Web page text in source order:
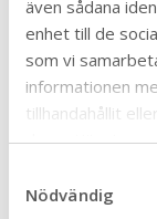
även sådana
enhet till de
som vi
informationen
tillhandahållit
deras tjänster.
Nödvändig
Företag och
Förskola, skola
Framtiden
Idrott och fritid